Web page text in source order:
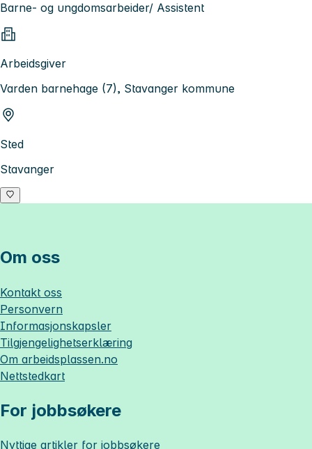
Barne- og ungdomsarbeider/ Assistent
Arbeidsgiver
Varden barnehage (7), Stavanger kommune
Sted
Stavanger
Om oss
Kontakt oss
Personvern
Informasjonskapsler
Tilgjengelighetserklæring
Om arbeidsplassen.no
Nettstedkart
For jobbsøkere
Nyttige artikler for jobbsøkere